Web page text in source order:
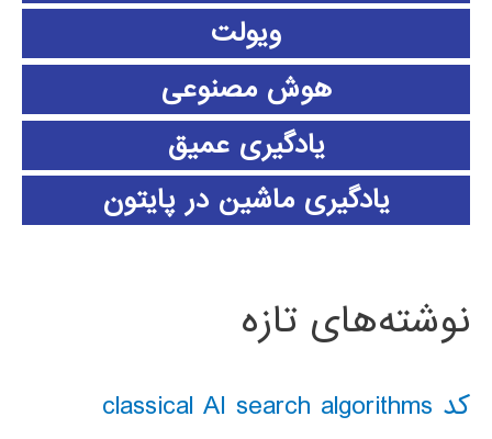
ویولت
هوش مصنوعی
یادگیری عمیق
یادگیری ماشین در پایتون
نوشته‌های تازه
کد classical AI search algorithms